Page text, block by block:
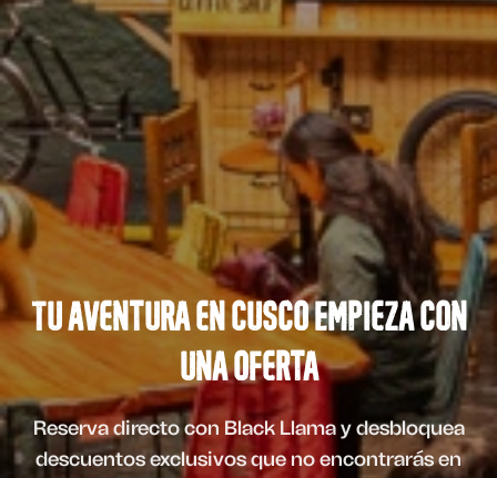
Tu Aventura en Cusco Empieza con
una Oferta
Reserva directo con Black Llama y desbloquea
descuentos exclusivos que no encontrarás en